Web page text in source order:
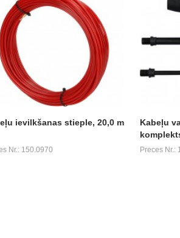
ievilkšanas stieple, 20,0 m
Nr.: 150.0970
Kabeļu
Preces Nr.: